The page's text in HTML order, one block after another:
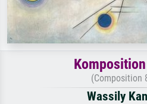
(Composition
Wassily